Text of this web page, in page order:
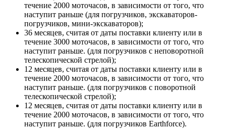
течение 2000 моточасов, в зависимости от того, что
наступит раньше (для погрузчиков, экскаваторов-
погрузчиков, мини-экскаваторов);
36 месяцев, считая от даты поставки клиенту или в
течение 3000 моточасов, в зависимости от того, что
наступит раньше. (для погрузчиков с неповоротной
телескопической стрелой);
12 месяцев, считая от даты поставки клиенту или в
течение 2000 моточасов, в зависимости от того, что
наступит раньше. (для погрузчиков с поворотной
телескопической стрелой);
12 месяцев, считая от даты поставки клиенту или в
течение 2000 моточасов, в зависимости от того, что
наступит раньше. (для погрузчиков Earthforce).